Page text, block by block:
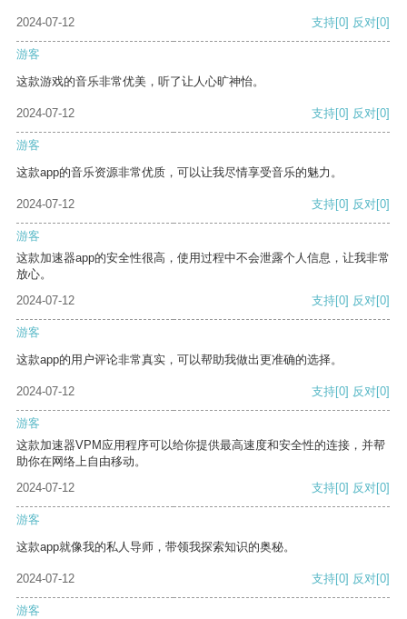
2024-07-12 支持[0] 反对[0]
游客
这款游戏的音乐非常优美，听了让人心旷神怡。
2024-07-12 支持[0] 反对[0]
游客
这款app的音乐资源非常优质，可以让我尽情享受音乐的魅力。
2024-07-12 支持[0] 反对[0]
游客
这款加速器app的安全性很高，使用过程中不会泄露个人信息，让我非常
放心。
2024-07-12
支持[0] 反对[0]
游客
这款app的用户评论非常真实，可以帮助我做出更准确的选择。
2024-07-12 支持[0] 反对[0]
游客
这款加速器VPM应用程序可以给你提供最高速度和安全性的连接，并帮
助你在网络上自由移动。
2024-07-12
支持[0] 反对[0]
游客
这款app就像我的私人导师，带领我探索知识的奥秘。
2024-07-12 支持[0] 反对[0]
游客